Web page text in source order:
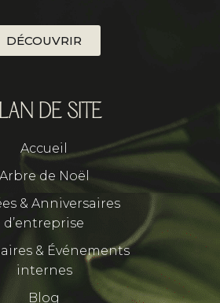
DÉCOUVRIR
DE SITE
Accueil
Arbre de Noël
& Anniversaires
d’entreprise​
& Événements
internes
Blog